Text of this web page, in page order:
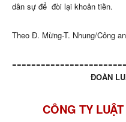
dân sự để đòi lại khoản tiền.
Theo Đ. Mừng-T. Nhung/Công
ĐOÀN
CÔNG TY